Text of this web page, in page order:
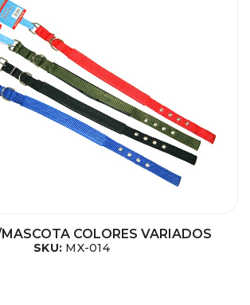
COLORES VARIADOS
SKU: MX-014